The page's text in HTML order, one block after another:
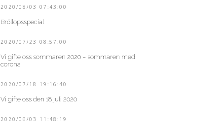
2020/08/03 07:43:00
Bröllopsspecial
2020/07/23 08:57:00
Vi gifte oss sommaren 2020 – sommaren med
corona
2020/07/18 19:16:40
Vi gifte oss den 18 juli 2020
2020/06/03 11:48:19